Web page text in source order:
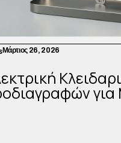
Μάρτιος 26, 2026
για